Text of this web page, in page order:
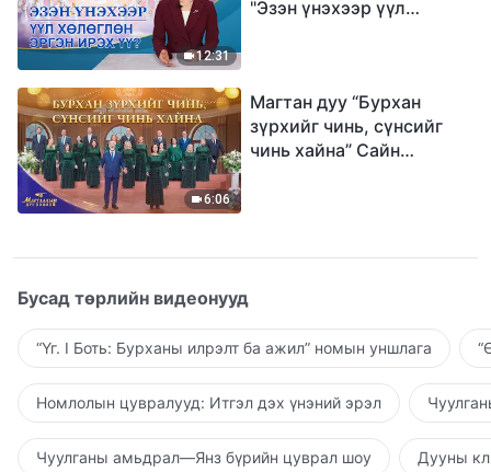
12:31
"Эзэн үнэхээр үүл
6:06
Магтан дуу “Бурхан
зүрхийг чинь, сүнсийг
чинь хайна” Сайн
Бусад төрлийн видеонууд
“Үг. I Боть: Бурханы илрэлт ба ажил” номын уншлага
Номлолын цувралууд: Итгэл дэх үнэний эрэл
Чуулганы амьдрал—Янз бүрийн цуврал шоу Дууны